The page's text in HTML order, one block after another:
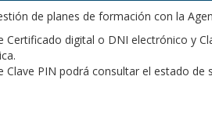
de planes de formación con la
Certificado digital o DNI electrónico y
Clave PIN podrá consultar el estado